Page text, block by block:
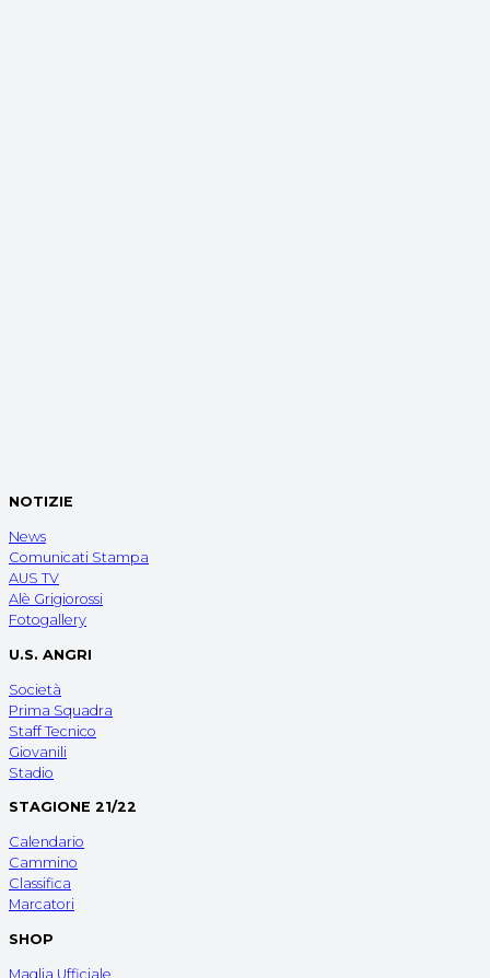
NOTIZIE
News
Comunicati Stampa
AUS TV
Alè Grigiorossi
Fotogallery
U.S. ANGRI
Società
Prima Squadra
Staff Tecnico
Giovanili
Stadio
STAGIONE 21/22
Calendario
Cammino
Classifica
Marcatori
SHOP
Maglia Ufficiale